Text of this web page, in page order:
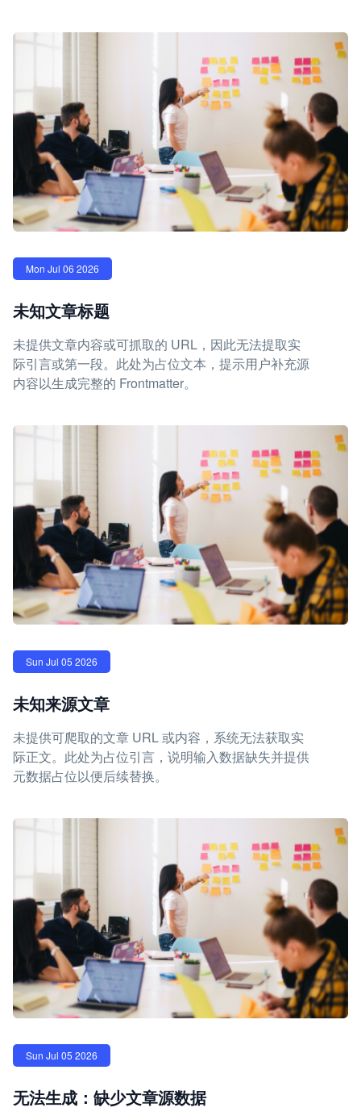
Mon Jul 06 2026
未知文章标题
未提供文章内容或可抓取的 URL，因此无法提取实
际引言或第一段。此处为占位文本，提示用户补充源
内容以生成完整的 Frontmatter。
Sun Jul 05 2026
未知来源文章
未提供可爬取的文章 URL 或内容，系统无法获取实
际正文。此处为占位引言，说明输入数据缺失并提供
元数据占位以便后续替换。
Sun Jul 05 2026
无法生成：缺少文章源数据